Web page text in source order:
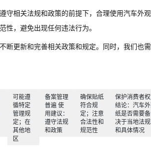
守相关法规和政策的前提下，合理使用汽车外
，避免出现任何违法行为。
断更新和完善相关政策和规定。同时，我们也
可能遵
循特定
管理规
定；在
其他地
区
备案管理
普遍 使
用建议：
遵守法规
和政策
确保贴纸
符合规
定；注意
合法性和
规范性
保护消费者
结论：汽车
纸是否需要
决于当地法
和具体情况